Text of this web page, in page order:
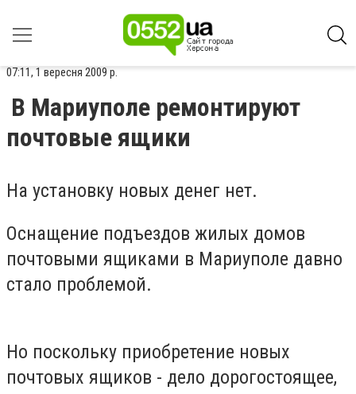
07:11, 1 вересня 2009 р.
В Мариуполе ремонтируют
почтовые ящики
На установку новых денег нет.
Оснащение подъездов жилых домов
почтовыми ящиками в Мариуполе давно
стало проблемой.
Но поскольку приобретение новых
почтовых ящиков - дело дорогостоящее,